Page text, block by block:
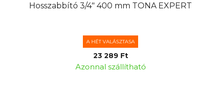
Hosszabbító 3/4" 400 mm TONA EXPERT
A HÉT VALÁSZTASA
23 289 Ft
Azonnal szállítható